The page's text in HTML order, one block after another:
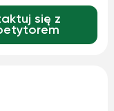
otwarta
się z